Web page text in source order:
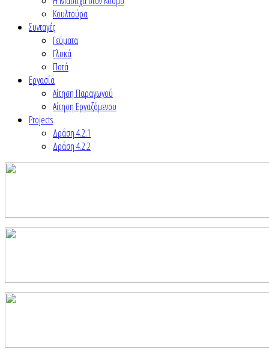
Κουλτούρα
Συνταγές
Γεύματα
Γλυκά
Ποτά
Εργασία
Αίτηση Παραγωγού
Αίτηση Εργαζόμενου
Projects
Δράση 4.2.1
Δράση 4.2.2